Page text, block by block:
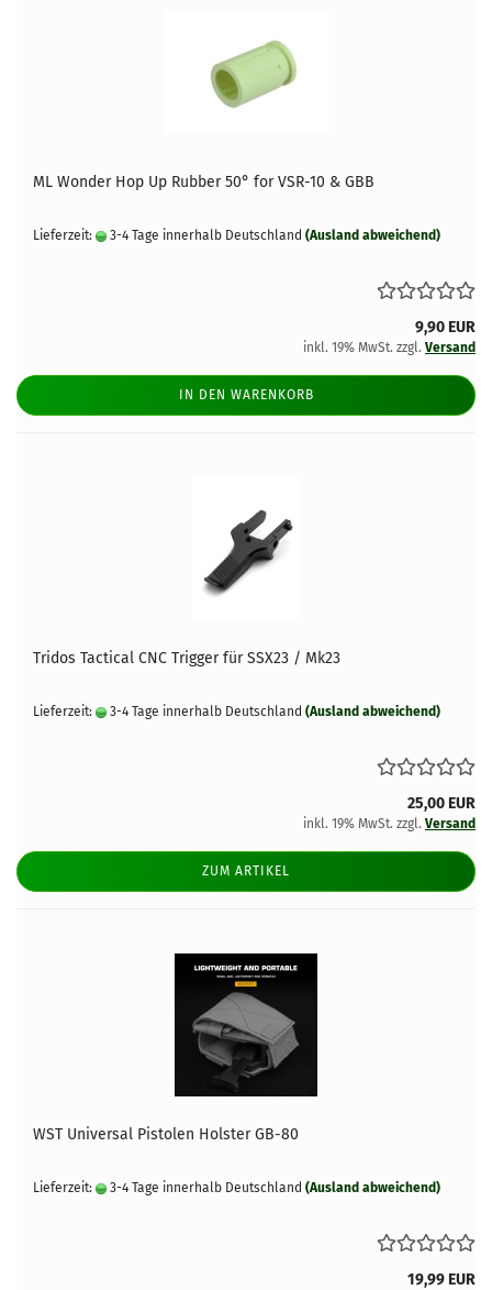
ML Wonder Hop Up Rubber 50° for VSR-10 & GBB
Lieferzeit: 3-4 Tage innerhalb Deutschland (Ausland abweichend)
9,90 EUR
inkl. 19% MwSt. zzgl. Versand
IN DEN WARENKORB
Tridos Tactical CNC Trigger für SSX23 / Mk23
Lieferzeit: 3-4 Tage innerhalb Deutschland (Ausland abweichend)
25,00 EUR
inkl. 19% MwSt. zzgl. Versand
ZUM ARTIKEL
WST Universal Pistolen Holster GB-80
Lieferzeit: 3-4 Tage innerhalb Deutschland (Ausland abweichend)
19,99 EUR